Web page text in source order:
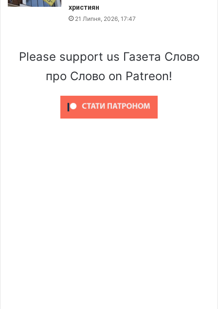
християн
21 Липня, 2026, 17:47
Please support us Газета Слово
про Слово on Patreon!